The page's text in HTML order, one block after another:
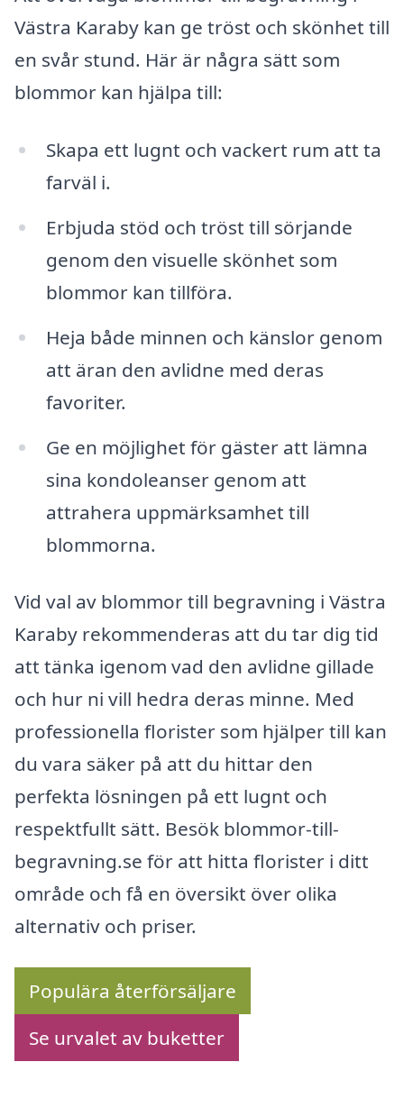
Västra Karaby kan ge tröst och skönhet till
en svår stund. Här är några sätt som
blommor kan hjälpa till:
Skapa ett lugnt och vackert rum att ta
farväl i.
Erbjuda stöd och tröst till sörjande
genom den visuelle skönhet som
blommor kan tillföra.
Heja både minnen och känslor genom
att äran den avlidne med deras
favoriter.
Ge en möjlighet för gäster att lämna
sina kondoleanser genom att
attrahera uppmärksamhet till
blommorna.
Vid val av blommor till begravning i Västra
Karaby rekommenderas att du tar dig tid
att tänka igenom vad den avlidne gillade
och hur ni vill hedra deras minne. Med
professionella florister som hjälper till kan
du vara säker på att du hittar den
perfekta lösningen på ett lugnt och
respektfullt sätt. Besök blommor-till-
begravning.se för att hitta florister i ditt
område och få en översikt över olika
alternativ och priser.
Populära återförsäljare
Se urvalet av buketter